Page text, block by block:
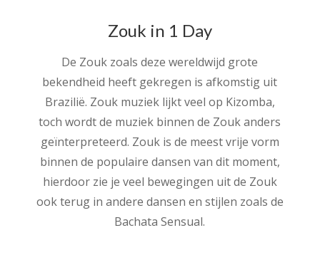
Zouk in 1 Day
De Zouk zoals deze wereldwijd grote
bekendheid heeft gekregen is afkomstig uit
Brazilië. Zouk muziek lijkt veel op Kizomba,
toch wordt de muziek binnen de Zouk anders
geïnterpreteerd. Zouk is de meest vrije vorm
binnen de populaire dansen van dit moment,
hierdoor zie je veel bewegingen uit de Zouk
ook terug in andere dansen en stijlen zoals de
Bachata Sensual.